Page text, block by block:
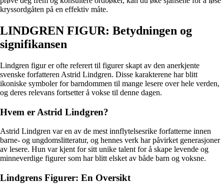
kryssordgåten på en effektiv måte.
LINDGREN FIGUR: Betydningen og
signifikansen
Lindgren figur er ofte referert til figurer skapt av den anerkjente
svenske forfatteren Astrid Lindgren. Disse karakterene har blitt
ikoniske symboler for barndommen til mange lesere over hele verden,
og deres relevans fortsetter å vokse til denne dagen.
Hvem er Astrid Lindgren?
Astrid Lindgren var en av de mest innflytelsesrike forfatterne innen
barne- og ungdomslitteratur, og hennes verk har påvirket generasjoner
av lesere. Hun var kjent for sitt unike talent for å skape levende og
minneverdige figurer som har blitt elsket av både barn og voksne.
Lindgrens Figurer: En Oversikt